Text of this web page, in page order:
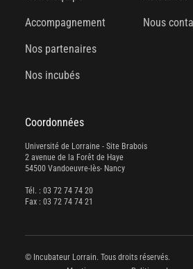
Accompagnement
Nos partenaires
Nos incubés
Nous
Coordonnées
Université de Lorraine - Site Brabois
2 avenue de la Forêt de Haye
54500 Vandoeuvre-lès- Nancy
Tél. : 03 72 74 74 20
Fax : 03 72 74 74 21
© Incubateur Lorrain. Tous droits réservés.